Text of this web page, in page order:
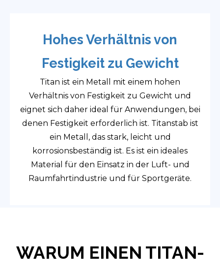
Hohes Verhältnis von
Festigkeit zu Gewicht
Titan ist ein Metall mit einem hohen
Verhältnis von Festigkeit zu Gewicht und
eignet sich daher ideal für Anwendungen, bei
denen Festigkeit erforderlich ist. Titanstab ist
ein Metall, das stark, leicht und
korrosionsbeständig ist. Es ist ein ideales
Material für den Einsatz in der Luft- und
Raumfahrtindustrie und für Sportgeräte.
WARUM EINEN TITAN-